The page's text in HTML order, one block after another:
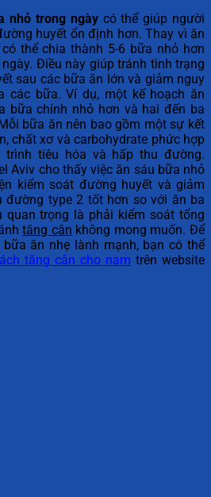
nhỏ trong ngàycó thể giúp người
huyết ổn định hơn. Thay vì ăn
thể chia thành 5-6 bữa nhỏ hơn
Điều này giúp tránh tình trạng
sau các bữa ăn lớn và giảm nguy
các bữa. Ví dụ, một kế hoạch ăn
bữa chính nhỏ hơn và hai đến ba
bữa ăn nên bao gồm một sự kết
chất xơ và carbohydrate phức hợp
tiêu hóa và hấp thu đường.
Aviv cho thấy việc ăn sáu bữa nhỏ
kiểm soát đường huyết và giảm
đường type 2 tốt hơn so với ăn ba
quan trọng là phải kiểm soát tổng
tăng cân không mong muốn. Để
ăn nhẹ lành mạnh, bạn có thể
tăng cân cho nam trên website